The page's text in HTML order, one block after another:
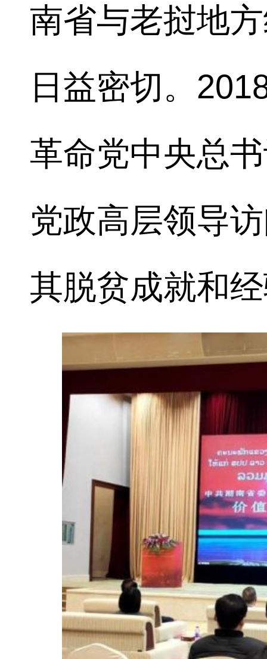
南省与老挝地
日益密切。
革命党中央总
党政高层领导
其脱贫成就和